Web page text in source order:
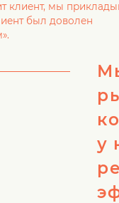
клиент, мы
был доволен
у